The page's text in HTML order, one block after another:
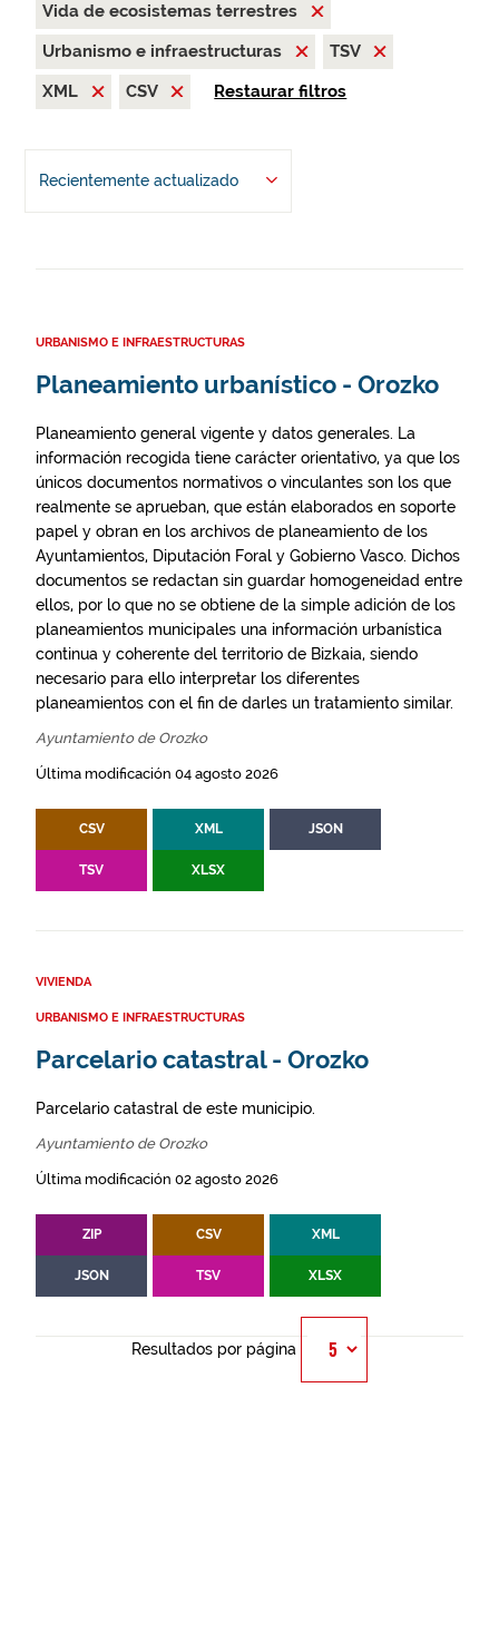
Vida de ecosistemas terrestres
Urbanismo e infraestructuras
TSV
XML
CSV Restaurar filtros
Recientemente actualizado
URBANISMO E INFRAESTRUCTURAS
Planeamiento urbanístico - Orozko
Planeamiento general vigente y datos generales. La
información recogida tiene carácter orientativo, ya que los
únicos documentos normativos o vinculantes son los que
realmente se aprueban, que están elaborados en soporte
papel y obran en los archivos de planeamiento de los
Ayuntamientos, Diputación Foral y Gobierno Vasco. Dichos
documentos se redactan sin guardar homogeneidad entre
ellos, por lo que no se obtiene de la simple adición de los
planeamientos municipales una información urbanística
continua y coherente del territorio de Bizkaia, siendo
necesario para ello interpretar los diferentes
planeamientos con el fin de darles un tratamiento similar.
Ayuntamiento de Orozko
Última modificación 04 agosto 2026
CSV XML JSON
TSV XLSX
VIVIENDA
URBANISMO E INFRAESTRUCTURAS
Parcelario catastral - Orozko
Parcelario catastral de este municipio.
Ayuntamiento de Orozko
Última modificación 02 agosto 2026
ZIP CSV XML
JSON TSV XLSX
Resultados por página